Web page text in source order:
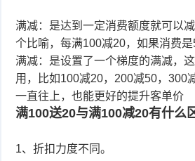
满减：是达到一定消费额度就可以
个比喻，每满100减20，如果消费
满减：是设置了一个梯度的满减，
用，比如100减20，200减50，300
一直往上，也能更好的提升客单价
满100送20与满100减20有什么
1、折扣力度不同。